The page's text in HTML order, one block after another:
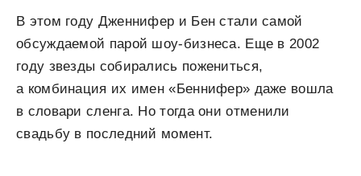
В этом году Дженнифер и Бен стали самой
обсуждаемой парой шоу-бизнеса. Еще в 2002
году звезды собирались пожениться,
а комбинация их имен «Беннифер» даже вошла
в словари сленга. Но тогда они отменили
свадьбу в последний момент.